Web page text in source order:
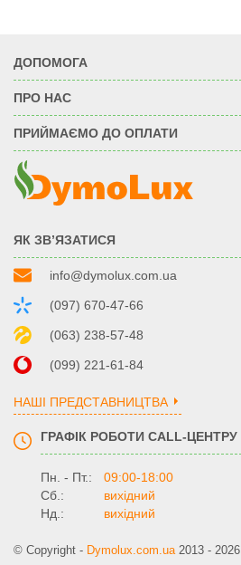
ДОПОМОГА
ПРО НАС
ПРИЙМАЄМО ДО ОПЛАТИ
ЯК ЗВ’ЯЗАТИСЯ
info@dymolux.com.ua
(097) 670-47-66
(063) 238-57-48
(099) 221-61-84
НАШІ ПРЕДСТАВНИЦТВА
ГРАФІК РОБОТИ CALL-ЦЕНТРУ
Пн. - Пт.:
09:00-18:00
Сб.:
вихідний
Нд.:
вихідний
© Copyright - Dymolux.com.ua 2013 - 2026